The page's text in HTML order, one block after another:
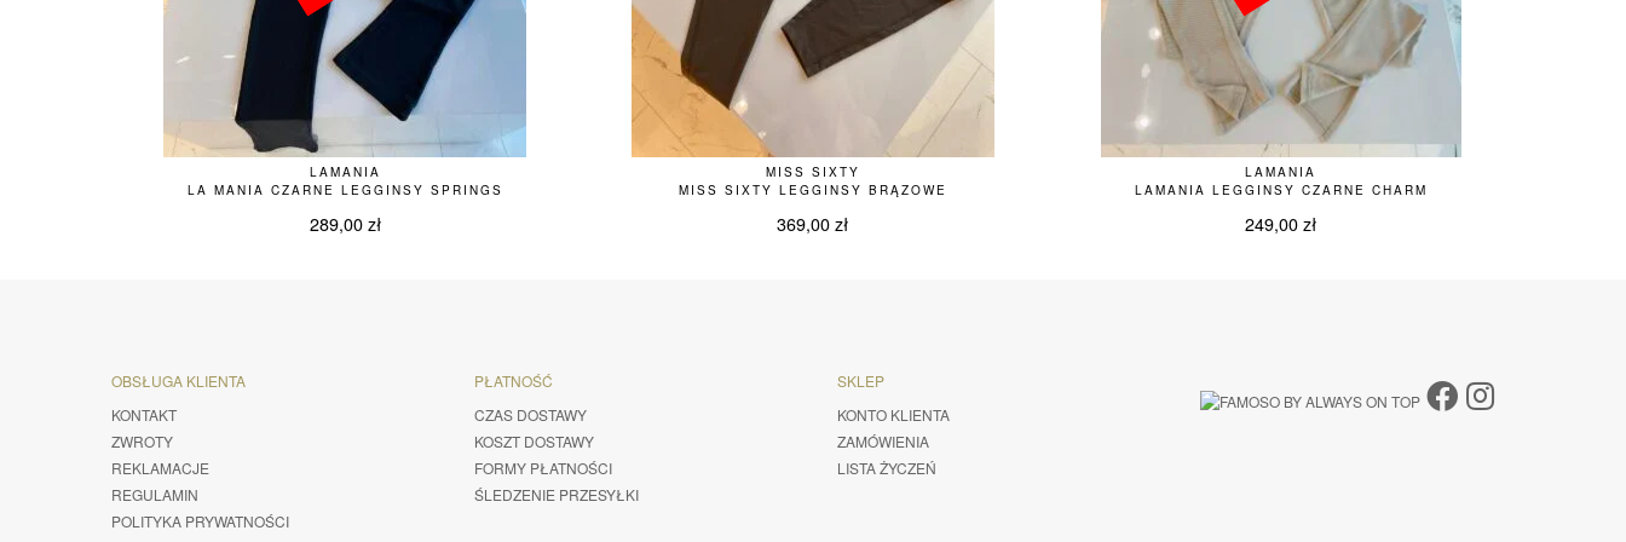
LAMANIA
LA MANIA CZARNE LEGGINSY SPRINGS
289,00 zł
MISS SIXTY
MISS SIXTY LEGGINSY BRĄZOWE
369,00zł
LAMANIA
LAMANIA LEGGINSY CZARNE CHARM
249,00zł
OBSŁUGA KLIENTA
KONTAKT
ZWROTY
REKLAMACJE
REGULAMIN
POLITYKA PRYWATNOŚCI
PŁATNOŚĆ
CZAS DOSTAWY
KOSZT DOSTAWY
FORMY PŁATNOŚCI
ŚLEDZENIE PRZESYŁKI
SKLEP
KONTO KLIENTA
ZAMÓWIENIA
LISTA ŻYCZEŃ